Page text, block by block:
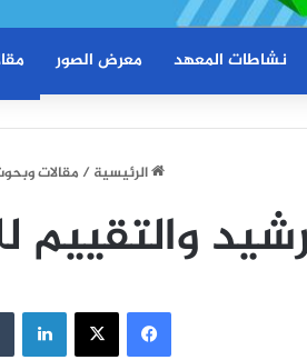
نشاطات المعهد معرض الصور
الرئيسية/مقالات
والتقييم
فيسبوك ‫X لينكدإن